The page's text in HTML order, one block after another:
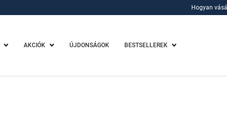
Hogyan
AKCIÓK ÚJDONSÁGOK BESTSELLEREK